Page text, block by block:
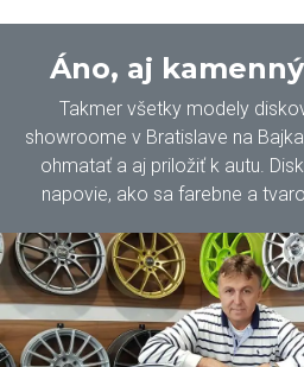
Áno, aj
Takmer všetky modely
showroome v Bratislave na
ohmatať a aj priložiť k autu.
napovie, ako sa farebne a